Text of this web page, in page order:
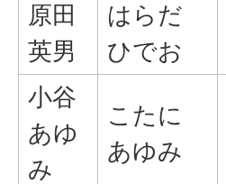
原田
英男
はらだ
ひでお
小谷
あゆ
み
こたに
あゆみ